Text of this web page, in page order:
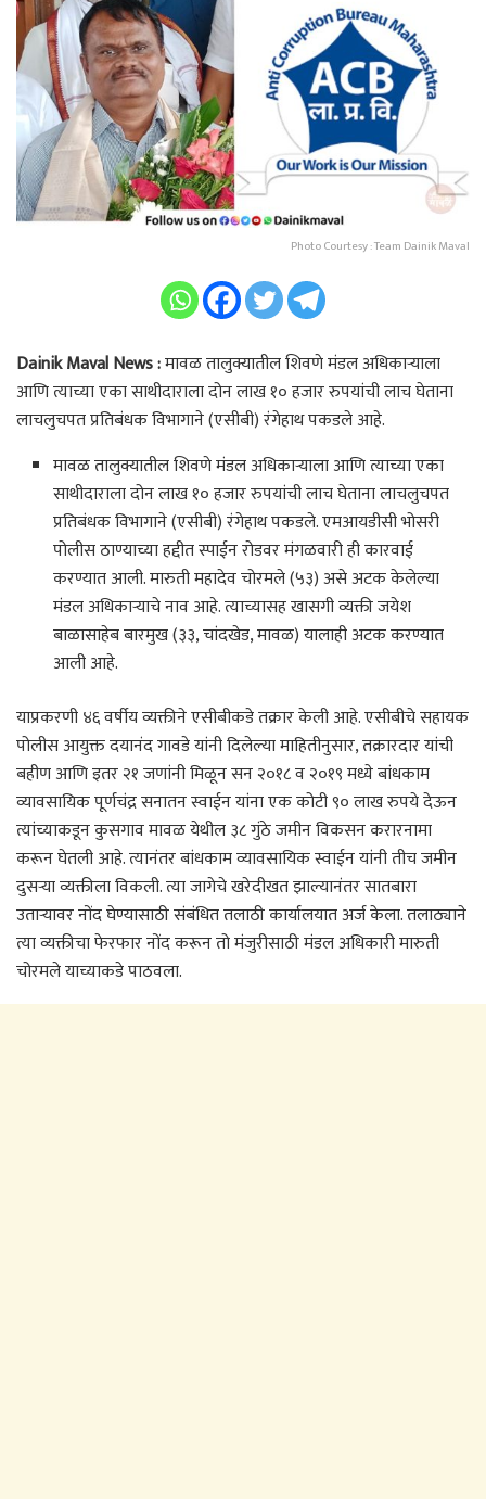
Photo Courtesy : Team Dainik Maval
Dainik Maval News :मावळ तालुक्यातील शिवणे मंडल अधिकाऱ्याला
आणि त्याच्या एका साथीदाराला दोन लाख १० हजार रुपयांची लाच घेताना
लाचलुचपत प्रतिबंधक विभागाने (एसीबी) रंगेहाथ पकडले आहे.
मावळ तालुक्यातील शिवणे मंडल अधिकाऱ्याला आणि त्याच्या एका
साथीदाराला दोन लाख १० हजार रुपयांची लाच घेताना लाचलुचपत
प्रतिबंधक विभागाने (एसीबी) रंगेहाथ पकडले. एमआयडीसी भोसरी
पोलीस ठाण्याच्या हद्दीत स्पाईन रोडवर मंगळवारी ही कारवाई
करण्यात आली. मारुती महादेव चोरमले (५३) असे अटक केलेल्या
मंडल अधिकाऱ्याचे नाव आहे. त्याच्यासह खासगी व्यक्ती जयेश
बाळासाहेब बारमुख (३३, चांदखेड, मावळ) यालाही अटक करण्यात
आली आहे.
याप्रकरणी ४६ वर्षीय व्यक्तीने एसीबीकडे तक्रार केली आहे. एसीबीचे सहायक
पोलीस आयुक्त दयानंद गावडे यांनी दिलेल्या माहितीनुसार, तक्रारदार यांची
बहीण आणि इतर २१ जणांनी मिळून सन २०१८ व २०१९ मध्ये बांधकाम
व्यावसायिक पूर्णचंद्र सनातन स्वाईन यांना एक कोटी ९० लाख रुपये देऊन
त्यांच्याकडून कुसगाव मावळ येथील ३८ गुंठे जमीन विकसन करारनामा
करून घेतली आहे. त्यानंतर बांधकाम व्यावसायिक स्वाईन यांनी तीच जमीन
दुसऱ्या व्यक्तीला विकली. त्या जागेचे खरेदीखत झाल्यानंतर सातबारा
उताऱ्यावर नोंद घेण्यासाठी संबंधित तलाठी कार्यालयात अर्ज केला. तलाठ्याने
त्या व्यक्तीचा फेरफार नोंद करून तो मंजुरीसाठी मंडल अधिकारी मारुती
चोरमले याच्याकडे पाठवला.